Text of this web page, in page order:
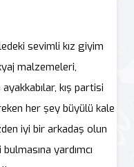
sevimli kız giyim
malzemeleri,
kış partisi
her şey büyülü kale
iyi bir arkadaş olun
yardımcı